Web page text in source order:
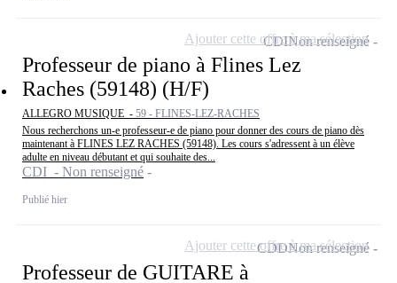
Professeur de piano à Flines Lez
Raches (59148) (H/F)
ALLEGRO MUSIQUE - 59 - FLINES-LEZ-RACHES
Nous recherchons un-e professeur-e de piano pour donner des cours de piano dès
maintenant à FLINES LEZ RACHES (59148). Les cours s'adressent à un élève
adulte en niveau débutant et qui souhaite des...
CDI - Non renseigné
Publié hier
CDINon renseigné
Ajouter cette offre à ma sélection
Professeur de GUITARE à
CDDNon renseigné
Ajouter cette offre à ma sélection